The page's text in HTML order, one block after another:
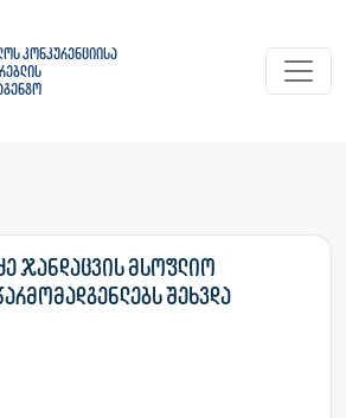
კონკურენციისა
ჯანდაცვის მსოფლიო
შეხვდა